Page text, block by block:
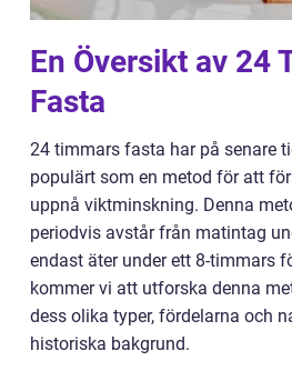
En Översikt av 24
Fasta
24 timmars fasta har på senare
populärt som en metod för att
uppnå viktminskning. Denna
periodvis avstår från matintag
endast äter under ett 8-timmars
kommer vi att utforska denna
dess olika typer, fördelarna och
historiska bakgrund.